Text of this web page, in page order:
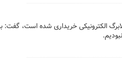
۷۵ همت کالای اساسی از کالابرگ الکترونیکی خریداری شده است،